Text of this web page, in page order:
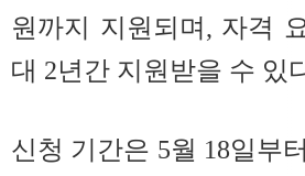
원까지 지원되며, 자격
대 2년간 지원받을 수 있
신청 기간은 5월 18일부